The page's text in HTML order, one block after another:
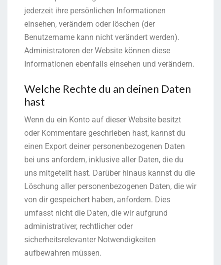
jederzeit ihre persönlichen Informationen
einsehen, verändern oder löschen (der
Benutzername kann nicht verändert werden).
Administratoren der Website können diese
Informationen ebenfalls einsehen und verändern.
Welche Rechte du an deinen Daten
hast
Wenn du ein Konto auf dieser Website besitzt
oder Kommentare geschrieben hast, kannst du
einen Export deiner personenbezogenen Daten
bei uns anfordern, inklusive aller Daten, die du
uns mitgeteilt hast. Darüber hinaus kannst du die
Löschung aller personenbezogenen Daten, die wir
von dir gespeichert haben, anfordern. Dies
umfasst nicht die Daten, die wir aufgrund
administrativer, rechtlicher oder
sicherheitsrelevanter Notwendigkeiten
aufbewahren müssen.